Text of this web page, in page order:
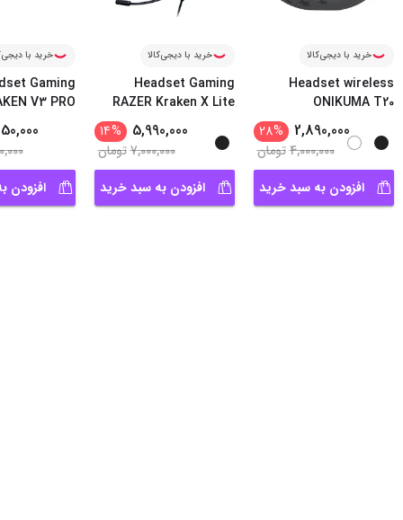
خرید با دیجی‌کالا
Headset wireless
ONIKUMA T20
2,890,000
%
28
4,000,000تومان
افزودن به سبد خرید
خرید با دیجی‌کالا
Headset Gaming
RAZER Kraken X Lite
5,990,000
%
14
7,000,000تومان
افزودن به سبد خرید
خرید با
Gaming
V3 PRO
افزودن